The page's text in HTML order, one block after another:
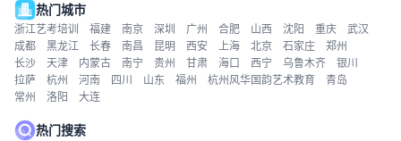
热门城市
浙江艺考培训 福建 南京 深圳 广州 合肥 山西 沈阳 重庆
武汉
成都
黑龙江 长春 南昌 昆明 西安 上海 北京 石家庄
郑州
长沙
天津 内蒙古 南宁 贵州 甘肃 海口 西宁 乌鲁木齐
银川
拉萨
杭州 河南 四川 山东 福州 杭州风华国韵艺术教育
青岛
常州
洛阳 大连
热门搜索